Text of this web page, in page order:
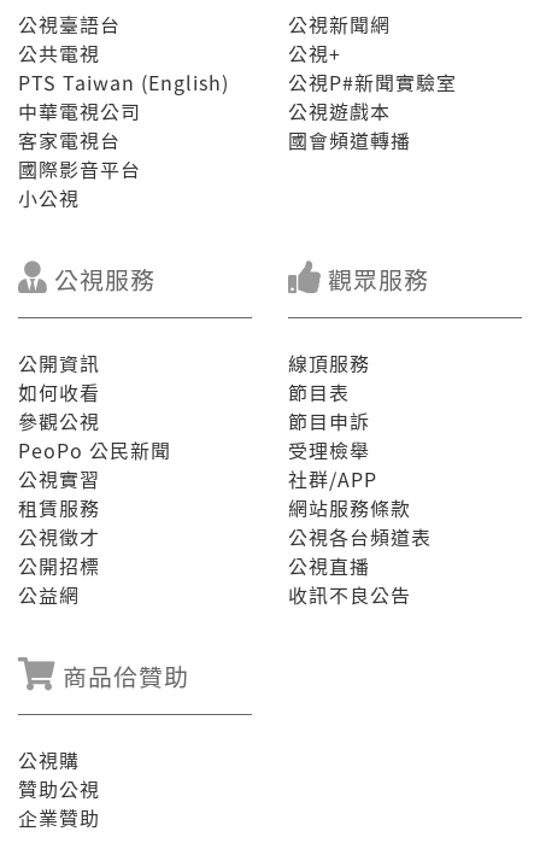
公視臺語台
公共電視
PTS Taiwan (English)
中華電視公司
客家電視台
國際影音平台
小公視
公視新聞網
公視+
公視P#新聞實驗室
公視遊戲本
國會頻道轉播
公視服務
公開資訊
如何收看
參觀公視
PeoPo 公民新聞
公視實習
租賃服務
公視徵才
公開招標
公益網
觀眾服務
線頂服務
節目表
節目申訴
受理檢舉
社群/APP
網站服務條款
公視各台頻道表
公視直播
收訊不良公告
商品佮贊助
公視購
贊助公視
企業贊助